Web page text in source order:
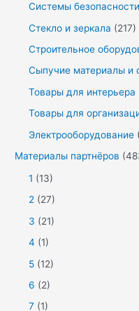
Системы безопасности
Стекло и зеркала (217)
Строительное
Сыпучие материалы и
Товары для интерьера
Товары для
Электрооборудование
Материалы партнёров
1 (13)
2 (27)
3 (21)
4 (1)
5 (12)
6 (2)
7 (1)